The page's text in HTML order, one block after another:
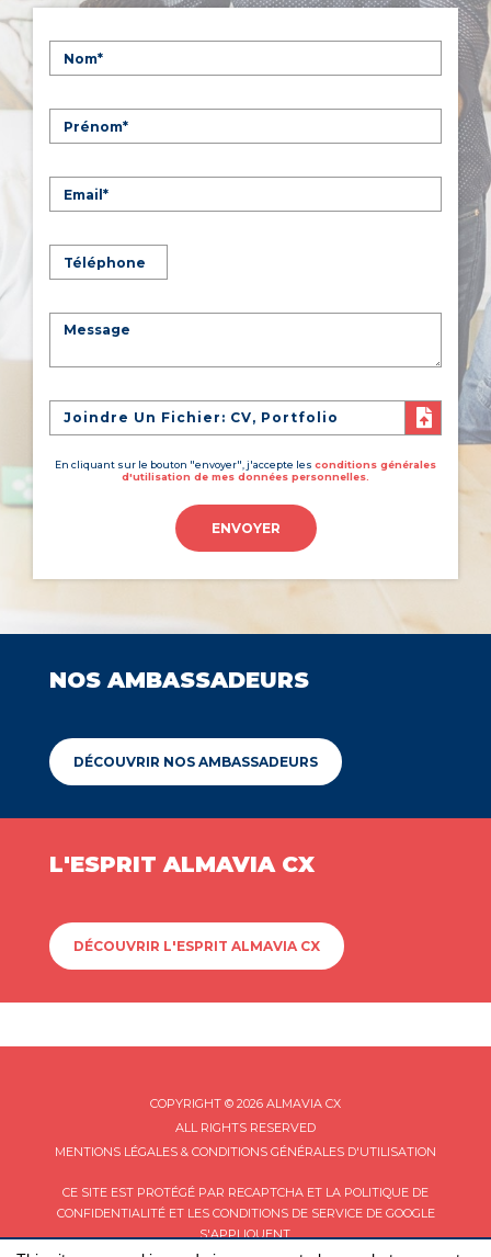
Joindre Un Fichier: CV, Portfolio
En cliquant sur le bouton "envoyer", j'accepte les conditions générales
d'utilisation de mes données personnelles.
ENVOYER
NOS AMBASSADEURS
DÉCOUVRIR NOS AMBASSADEURS
L'ESPRIT ALMAVIA CX
DÉCOUVRIR L'ESPRIT ALMAVIA CX
COPYRIGHT © 2026 ALMAVIA CX
ALL RIGHTS RESERVED
MENTIONS LÉGALES & CONDITIONS GÉNÉRALES D'UTILISATION
CE SITE EST PROTÉGÉ PAR RECAPTCHA ET LA POLITIQUE DE
CONFIDENTIALITÉET LES CONDITIONS DE SERVICEDE GOOGLE
S'APPLIQUENT.